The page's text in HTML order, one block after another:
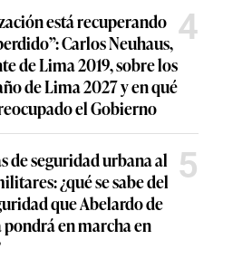
está recuperando
Carlos Neuhaus,
de Lima 2019, sobre los
de Lima 2027 y en qué
el Gobierno
4
de seguridad urbana al
¿qué se sabe del
que Abelardo de
en marcha en
5